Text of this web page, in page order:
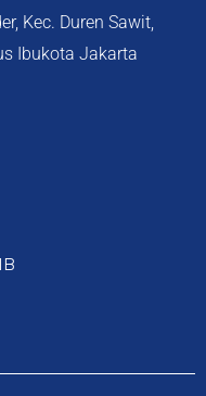
Kec. Duren Sawit,
Ibukota Jakarta